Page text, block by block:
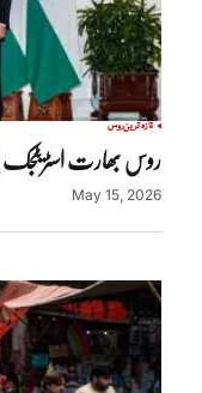
تازہ ترینروس
روس بھارت اسٹریٹجک
May 15, 2026